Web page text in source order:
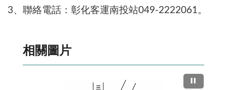
3、聯絡電話：彰化客運南投站049-2222061。
相關圖片